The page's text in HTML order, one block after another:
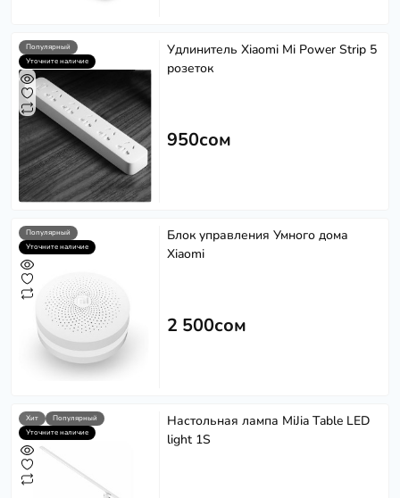
Популярный
Уточните наличие
Удлинитель Xiaomi Mi Power Strip 5
розеток
950сом
Популярный
Уточните наличие
Блок управления Умного дома
Xiaomi
2 500сом
Хит
Популярный
Уточните наличие
Настольная лампа MiJia Table LED
light 1S